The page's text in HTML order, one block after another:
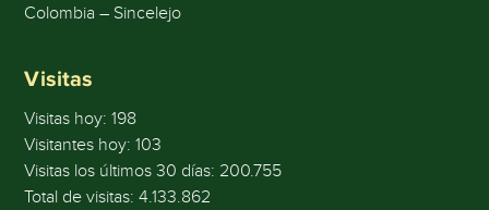
Colombia – Sincelejo
Visitas
Visitas hoy:198
Visitantes hoy:103
Visitas los últimos 30 días: 200.755
Total de visitas:4.133.862